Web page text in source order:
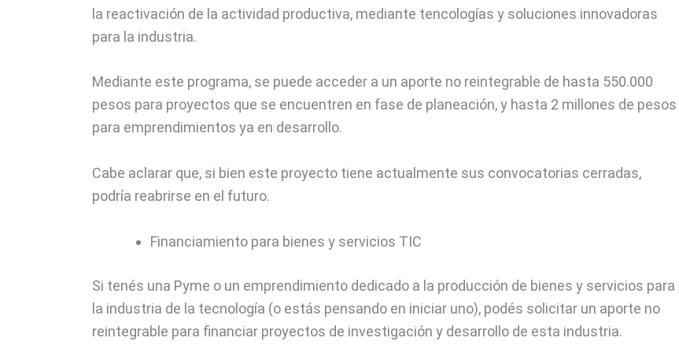
la reactivación de la actividad productiva, mediante tencologías y soluciones innovadoras
para la industria.
Mediante este programa, se puede acceder a un aporte no reintegrable de hasta 550.000
pesos para proyectos que se encuentren en fase de planeación, y hasta 2 millones de pesos
para emprendimientos ya en desarrollo.
Cabe aclarar que, si bien este proyecto tiene actualmente sus convocatorias cerradas,
podría reabrirse en el futuro.
Financiamiento para bienes y servicios TIC
Si tenés una Pyme o un emprendimiento dedicado a la producción de bienes y servicios para
la industria de la tecnología (o estás pensando en iniciar uno), podés solicitar un aporte no
reintegrable para financiar proyectos de investigación y desarrollo de esta industria.